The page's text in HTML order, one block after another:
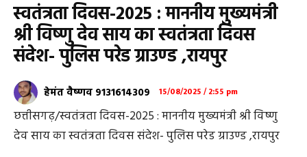
स्वतंत्रता दिवस-2025 : माननीय मुख्यमंत्री
श्री विष्णु देव साय का स्वतंत्रता दिवस
संदेश- पुलिस परेड ग्राउण्ड ,रायपुर
हेमंत वैष्णव 9131614309 15/08/2025 / 2:55 pm
छत्तीसगढ़/स्वतंत्रता दिवस-2025 : माननीय मुख्यमंत्री श्री विष्णु
देव साय का स्वतंत्रता दिवस संदेश- पुलिस परेड ग्राउण्ड ,रायपुर